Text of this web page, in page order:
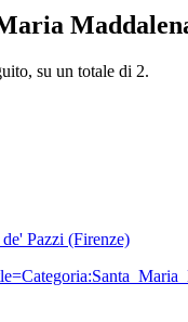
su un totale di 2.
Pazzi (Firenze)